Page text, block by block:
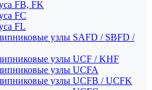
FB, FK
FC
FL
узлы SAFD / SBFD /
узлы UCF / KHF
узлы UCFA
узлы UCFB / UCFK